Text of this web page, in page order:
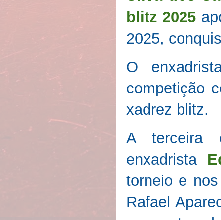
blitz 2025
2025,
O
competição
xadrez blitz.
A terceira
enxadrista
torneio e
Rafael